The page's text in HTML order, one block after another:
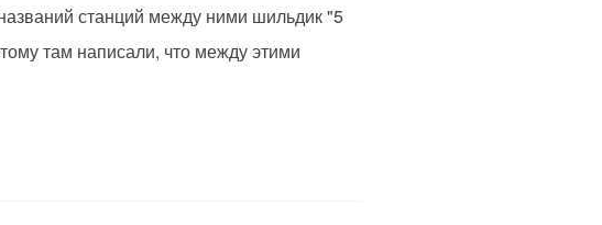
станций между ними шильдик "5
там написали, что между этими